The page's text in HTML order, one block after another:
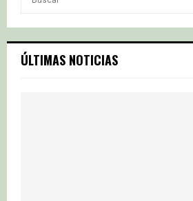
c
h
ÚLTIMAS NOTICIAS